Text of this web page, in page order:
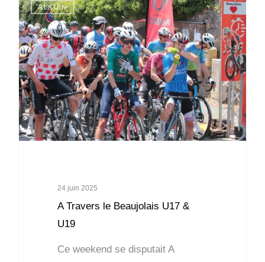
A La Une
24 juin 2025
A Travers le Beaujolais U17 &
U19
Ce weekend se disputait A